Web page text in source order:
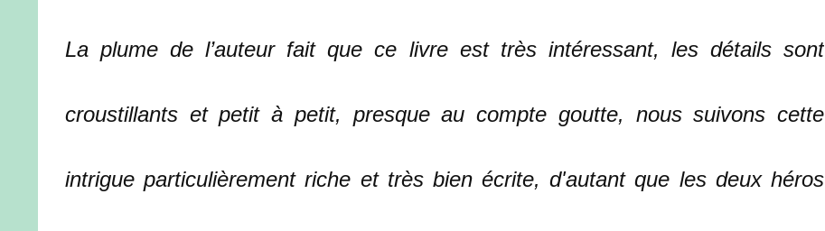
La plume de l’auteur fait que ce livre est très intéressant, les détails sont
croustillants et petit à petit, presque au compte goutte, nous suivons cette
intrigue particulièrement riche et très bien écrite, d'autant que les deux héros